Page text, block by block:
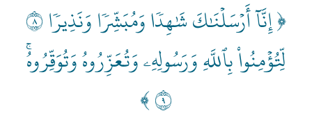
﴿ إِنَّآ أَرۡسَلۡنَٰكَ شَٰهِدٗا وَمُبَشِّرٗا وَنَذِيرٗا ٨
لِّتُؤۡمِنُواْ بِٱللَّهِ وَرَسُولِهِۦ وَتُعَزِّرُوهُ وَتُوَقِّرُوهُۚ
٩ ﴾